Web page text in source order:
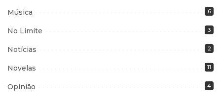
Música 6
No Limite 3
Notícias 2
Novelas 11
Opinião 4